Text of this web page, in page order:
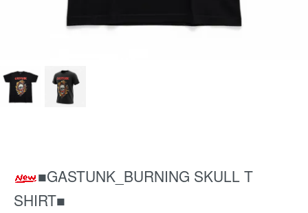
■GASTUNK_BURNING SKULL T
SHIRT■